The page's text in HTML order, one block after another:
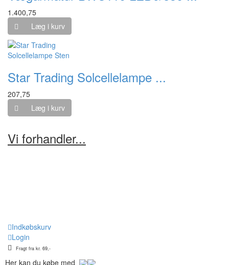
1.400,75
Læg i kurv
Star Trading Solcellelampe ...
207,75
Læg i kurv
Vi forhandler...
Indkøbskurv
Login
Fragt fra kr. 69,-
Her kan du købe med